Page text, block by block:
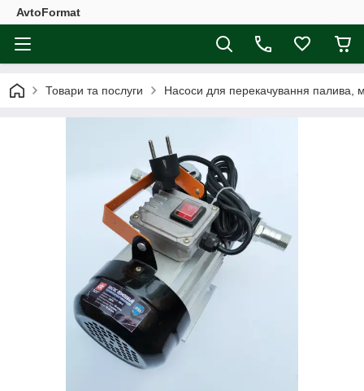
AvtoFormat
Товари та послуги Насоси для перекачування палива,